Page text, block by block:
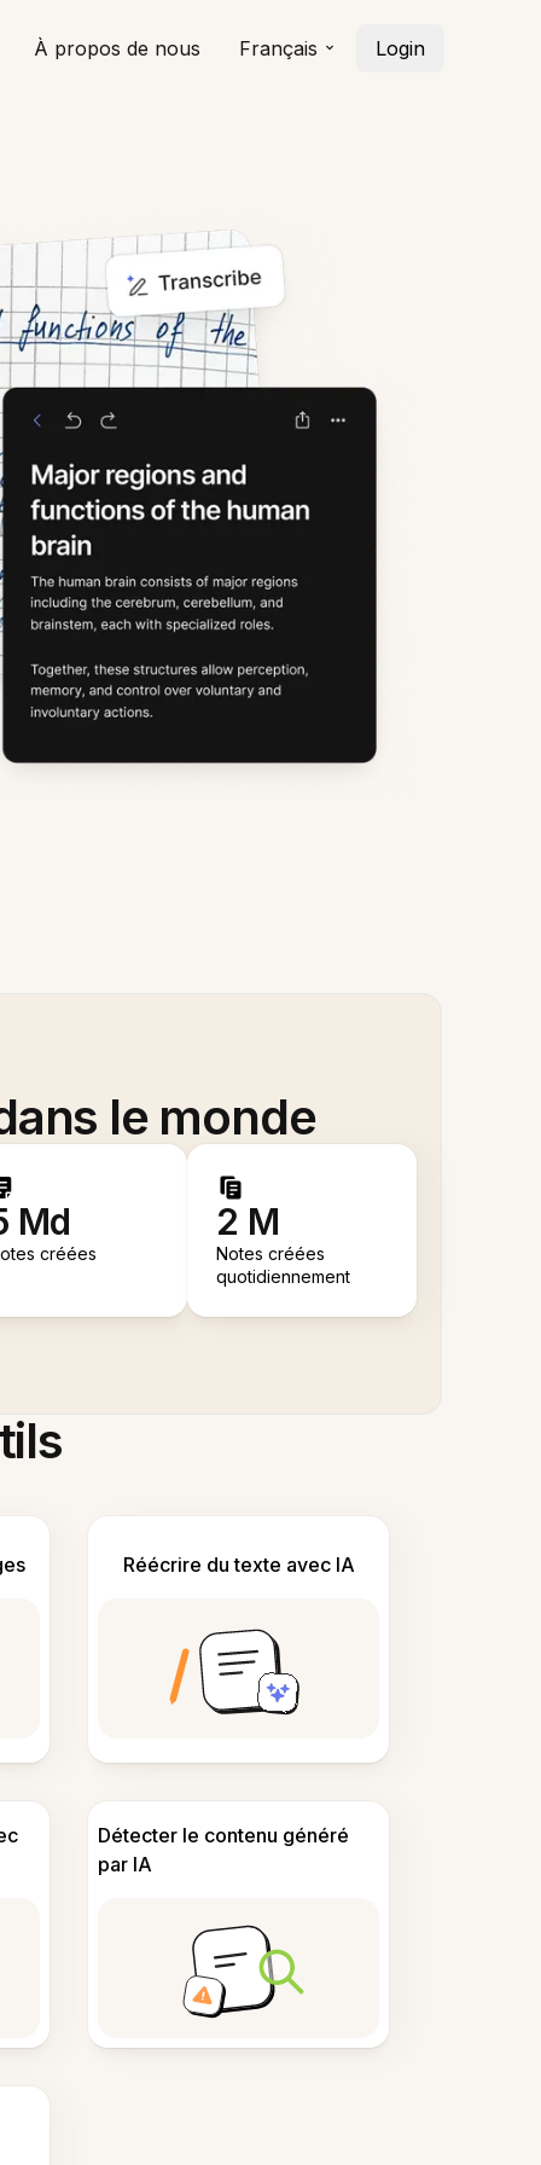
À propos de nous Français Login
le monde
Md
créées
2 M
Notes créées
quotidiennement
Réécrire du texte avec IA
Détecter le contenu généré
par IA